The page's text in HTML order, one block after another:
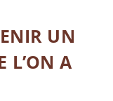
UN
L’ON A